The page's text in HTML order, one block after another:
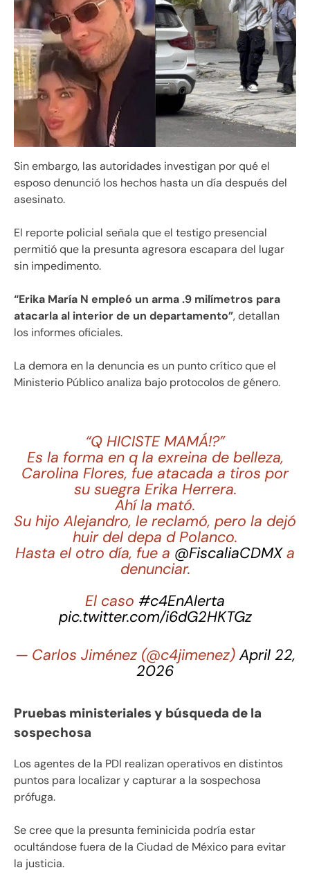
Sin embargo, las autoridades investigan por qué el
esposo denunció los hechos hasta un día después del
asesinato.
El reporte policial señala que el testigo presencial
permitió que la presunta agresora escapara del lugar
sin impedimento.
“Erika María N empleó un arma .9 milímetros para
atacarla al interior de un departamento”, detallan
los informes oficiales.
La demora en la denuncia es un punto crítico que el
Ministerio Público analiza bajo protocolos de género.
“Q HICISTE MAMÁ!?”
Es la forma en q la exreina de belleza,
Carolina Flores, fue atacada a tiros por
su suegra Erika Herrera.
Ahí la mató.
Su hijo Alejandro, le reclamó, pero la dejó
huir del depa d Polanco.
Hasta el otro día, fue a @FiscaliaCDMXa
denunciar.
El caso #c4EnAlerta
pic.twitter.com/i6dG2HKTGz
— Carlos Jiménez (@c4jimenez) April 22,
2026
Pruebas ministeriales y búsqueda de la
sospechosa
Los agentes de la PDI realizan operativos en distintos
puntos para localizar y capturar a la sospechosa
prófuga.
Se cree que la presunta feminicida podría estar
ocultándose fuera de la Ciudad de México para evitar
la justicia.